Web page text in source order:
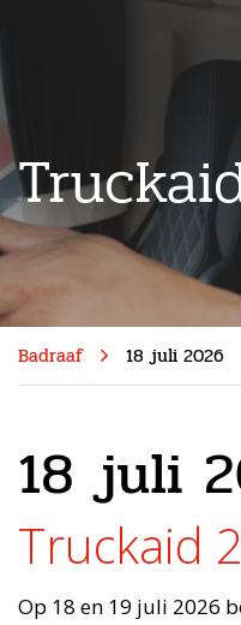
Badraaf 18 juli 2026
18 juli
Truckaid
Op 18 en 19 juli 2026